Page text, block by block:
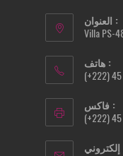
العنوان :
Villa PS-
هاتف :
(+222)
فاكس :
(+222)